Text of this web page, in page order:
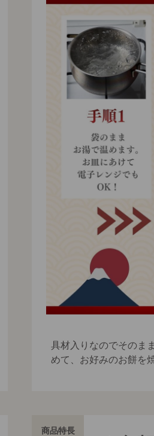
具材入りなのでそのま
めて、お好みのお餅を
商品特長